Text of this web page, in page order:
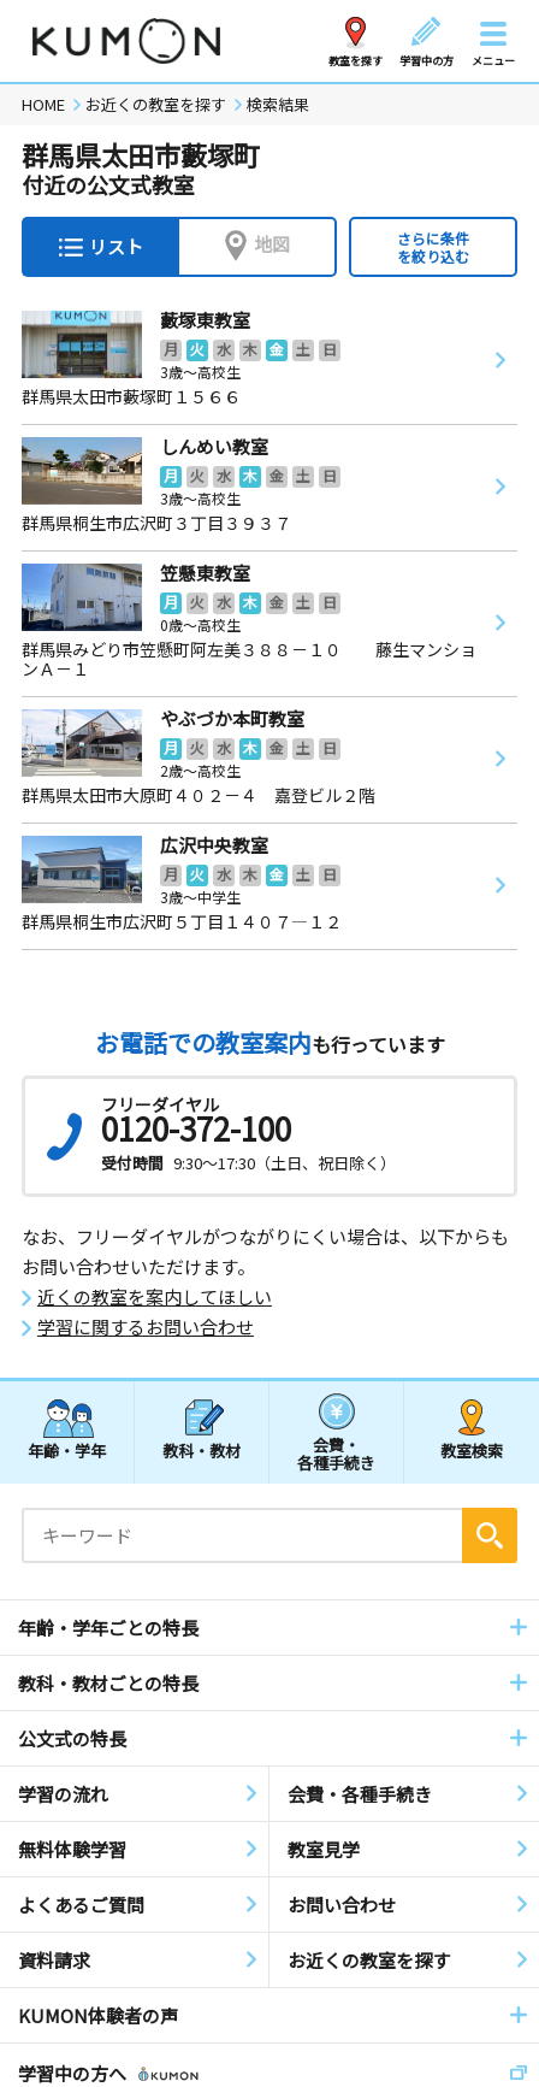
教室を探す 学習中の方 メニュー
HOME お近くの教室を探す 検索結果
群馬県太田市藪塚町
付近の公文式教室
リスト 地図
さらに条件
を絞り込む
藪塚東教室
月 火 水 木 金 土
日
3歳～高校生
群馬県太田市藪塚町１５６６
しんめい教室
月 火 水 木 金 土
日
3歳～高校生
群馬県桐生市広沢町３丁目３９３７
笠懸東教室
月 火 水 木 金 土
日
0歳～高校生
群馬県みどり市笠懸町阿左美３８８－１０ 藤生マンショ
ンＡ－１
やぶづか本町教室
月 火 水 木 金 土
日
2歳～高校生
群馬県太田市大原町４０２－４ 嘉登ビル２階
広沢中央教室
月 火 水 木 金 土
日
3歳～中学生
群馬県桐生市広沢町５丁目１４０７―１２
お電話での教室案内も行っています
フリーダイヤル
0120-372-100
受付時間 9:30～17:30（土日、祝日除く）
なお、フリーダイヤルがつながりにくい場合は、以下からも
お問い合わせいただけます。
近くの教室を案内してほしい
学習に関するお問い合わせ
年齢・学年 教科・教材 会費・
各種手続き
教室検索
年齢・学年ごとの特長
教科・教材ごとの特長
公文式の特長
学習の流れ 会費・各種手続き
無料体験学習 教室見学
よくあるご質問 お問い合わせ
資料請求 お近くの教室を探す
KUMON体験者の声
学習中の方へ